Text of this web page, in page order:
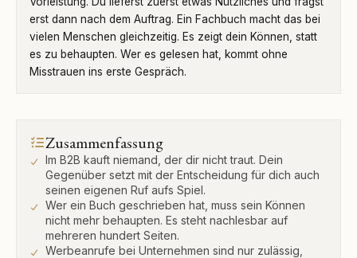
erst dann nach dem Auftrag. Ein Fachbuch macht das bei
vielen Menschen gleichzeitig. Es zeigt dein Können, statt
es zu behaupten. Wer es gelesen hat, kommt ohne
Misstrauen ins erste Gespräch.
Zusammenfassung
Im B2B kauft niemand, der dir nicht traut. Dein
Gegenüber setzt mit der Entscheidung für dich auch
seinen eigenen Ruf aufs Spiel.
Wer ein Buch geschrieben hat, muss sein Können
nicht mehr behaupten. Es steht nachlesbar auf
mehreren hundert Seiten.
Werbeanrufe bei Unternehmen sind nur zulässig,